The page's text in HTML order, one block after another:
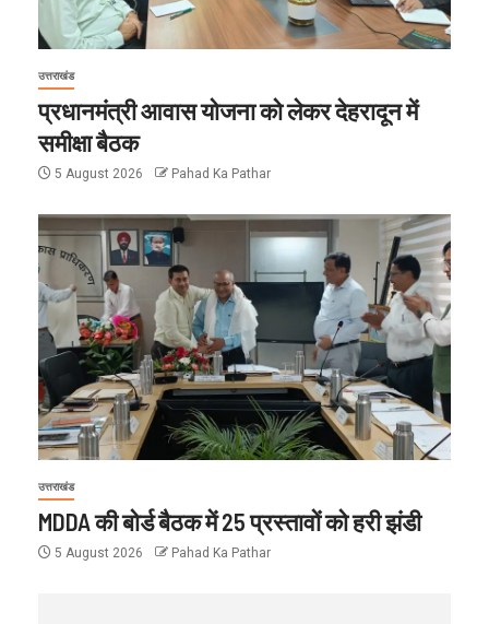
उत्तराखंड
प्रधानमंत्री आवास योजना को लेकर देहरादून में
समीक्षा बैठक
5 August 2026 Pahad Ka Pathar
उत्तराखंड
MDDA की बोर्ड बैठक में 25 प्रस्तावों को हरी झंडी
5 August 2026 Pahad Ka Pathar